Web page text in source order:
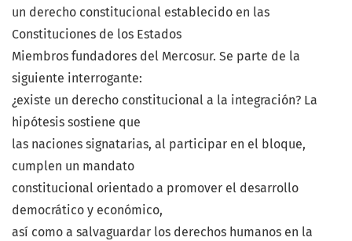
un derecho constitucional establecido en las
Constituciones de los Estados
Miembros fundadores del Mercosur. Se parte de la
siguiente interrogante:
¿existe un derecho constitucional a la integración? La
hipótesis sostiene que
las naciones signatarias, al participar en el bloque,
cumplen un mandato
constitucional orientado a promover el desarrollo
democrático y económico,
así como a salvaguardar los derechos humanos en la